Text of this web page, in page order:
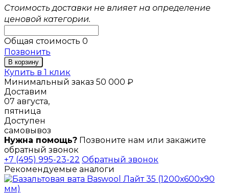
Стоимость доставки не влияет на определение
ценовой категории.
Общая стоимость 0
Позвонить
В корзину
Купить в 1 клик
Минимальный заказ 50 000 ₽
Доставим
07 августа,
пятница
Доступен
самовывоз
Нужна помощь? Позвоните нам или закажите
обратный звонок
+7 (495) 995-23-22 Обратный звонок
Рекомендуемые аналоги